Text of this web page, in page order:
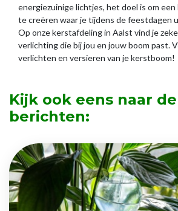
energiezuinige lichtjes, het doel is om
te creëren waar je tijdens de feestdagen
Op onze kerstafdeling in Aalst vind je
verlichting die bij jou en jouw boom past.
verlichten en versieren van je kerstboom!
Kijk ook eens naar
berichten: